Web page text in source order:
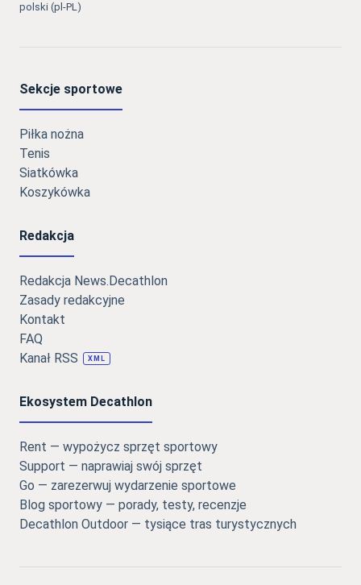
polski (pl-PL)
Sekcje sportowe
Piłka nożna
Tenis
Siatkówka
Koszykówka
Redakcja
Redakcja News.Decathlon
Zasady redakcyjne
Kontakt
FAQ
Kanał RSS
XML
Ekosystem Decathlon
Rent — wypożycz sprzęt sportowy
Support — naprawiaj swój sprzęt
Go — zarezerwuj wydarzenie sportowe
Blog sportowy — porady, testy, recenzje
Decathlon Outdoor — tysiące tras turystycznych